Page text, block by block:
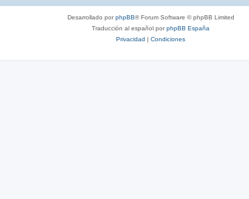
Desarrollado porphpBB® Forum Software © phpBB Limited
Traducción al español porphpBB España
Privacidad | Condiciones